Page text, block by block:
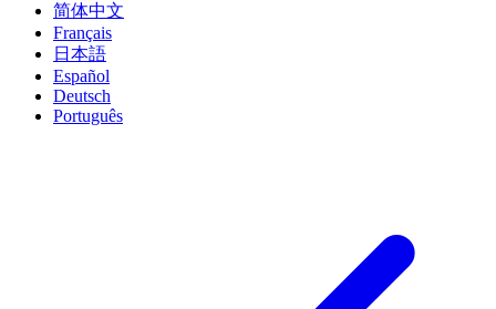
简体中文
Français
日本語
Español
Deutsch
Português